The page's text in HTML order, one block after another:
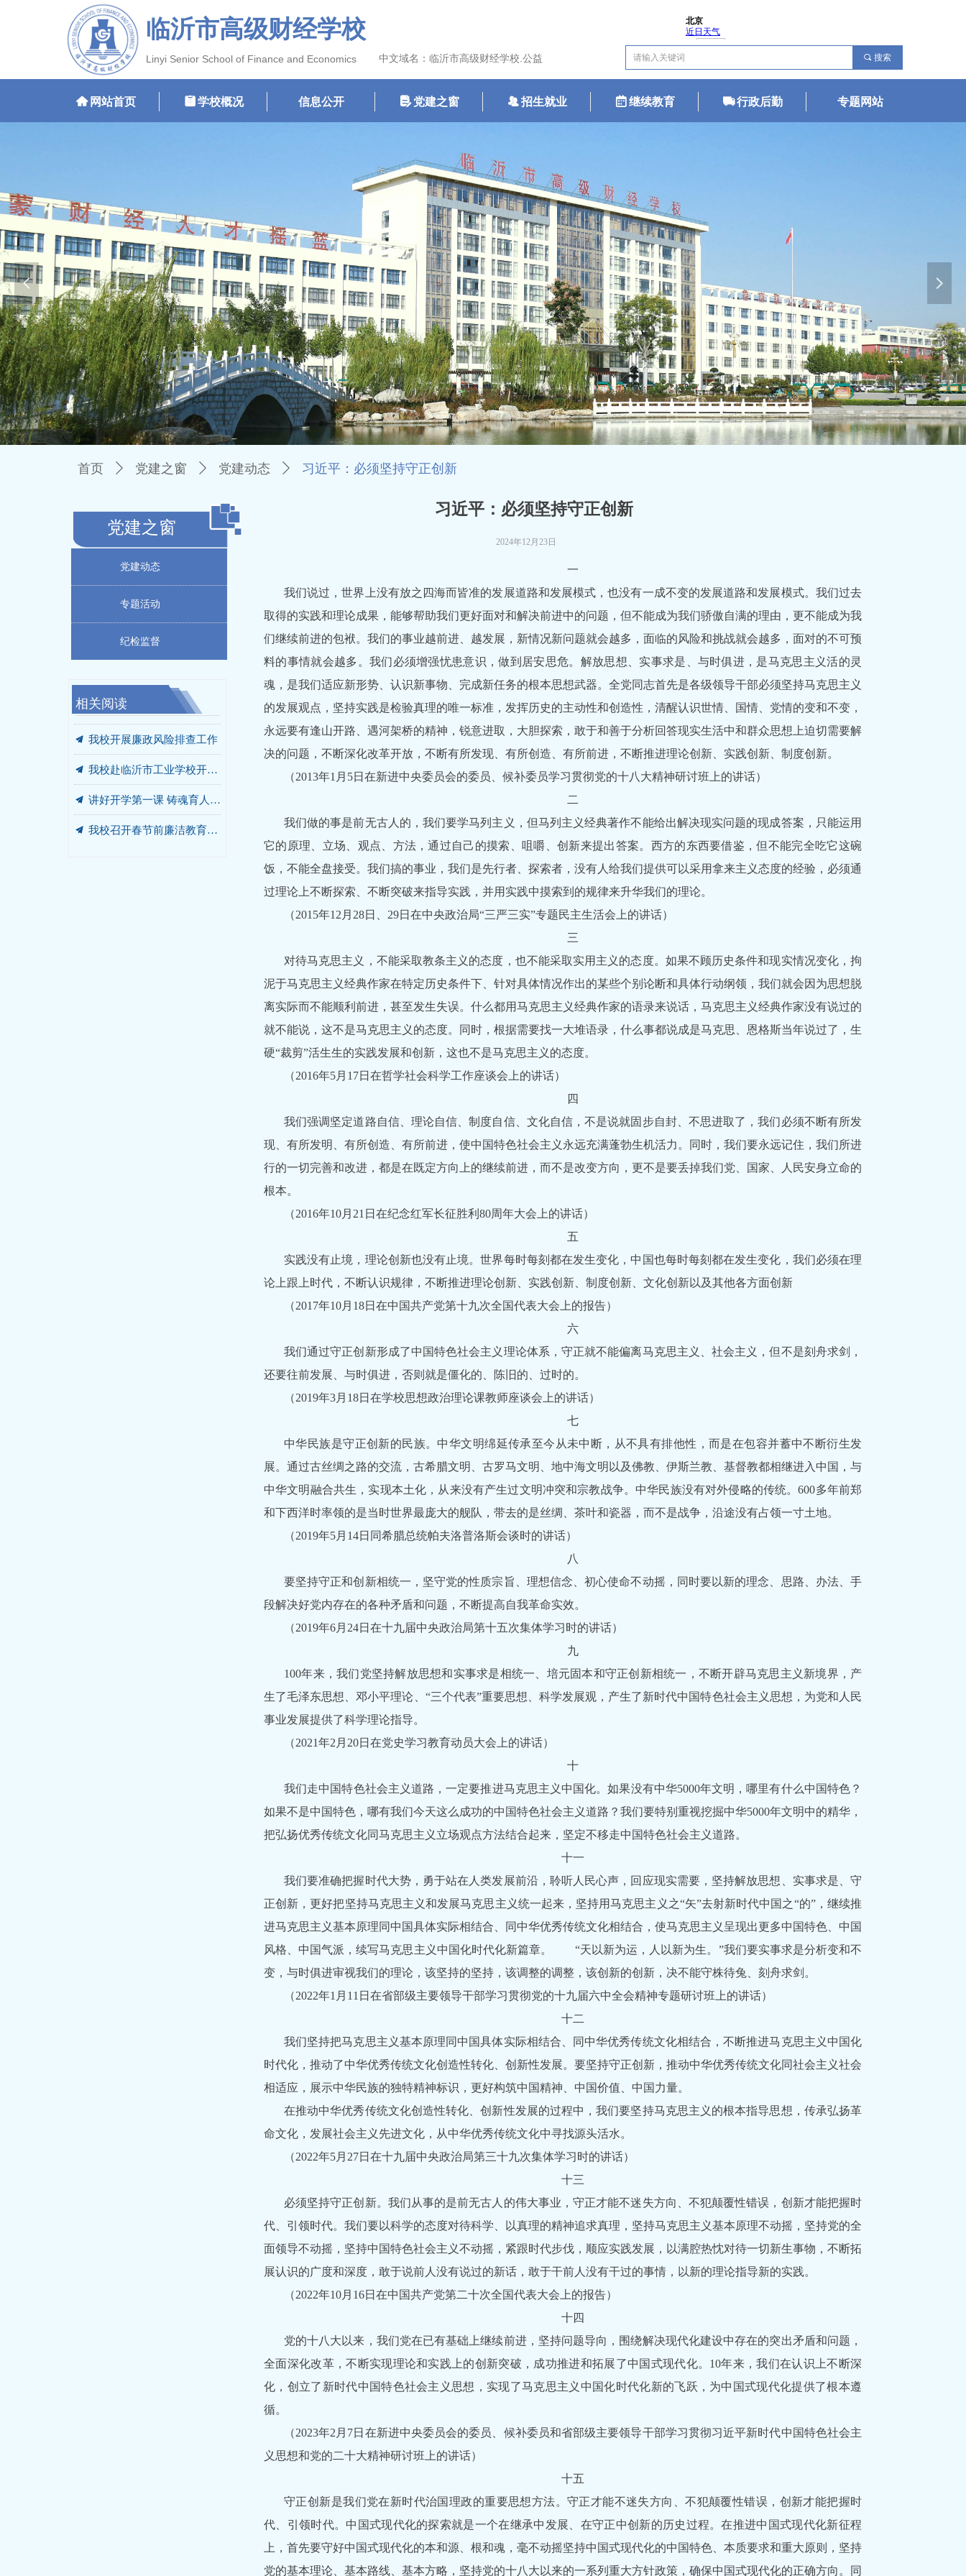
临沂市高级财经学校
Linyi Senior School of Finance and Economics 끠 搜索
中文域名：临沂市高级财经学校.公益
넳 넲
낀 网站首页 뀳 学校概况 信息公开 넖 党建之窗 뀡 招生就业 녀 继续教育 년 行政后勤 专题网站
习近平：必须坚持守正创新
首页 ꄲ 党建之窗 ꄲ 党建动态 ꄲ 习近平：必须坚持守正创新
2024年12月23日
党建之窗
党建动态
专题活动
纪检监督
相关阅读
끔
끔
끔
끔 我校开展廉政风险排查工作
끔 我校赴临沂市工业学校开展“解放思想、对标学标”工作
끔 讲好开学第一课 铸魂育人启新程 ——我校举行2026年春季学期开学升旗仪式暨党委书记思政第一课
끔 我校召开春节前廉洁教育会议
끔
끔
끔
끔
끔
끔
끔
끔
끔
끔
끔 习近平：加快建设教育强国
끔
一
我们说过，世界上没有放之四海而皆准的发展道路和发展模式，也没有一成不变的发展道路和发展模式。我们过去
取得的实践和理论成果，能够帮助我们更好面对和解决前进中的问题，但不能成为我们骄傲自满的理由，更不能成为我
们继续前进的包袱。我们的事业越前进、越发展，新情况新问题就会越多，面临的风险和挑战就会越多，面对的不可预
料的事情就会越多。我们必须增强忧患意识，做到居安思危。解放思想、实事求是、与时俱进，是马克思主义活的灵
魂，是我们适应新形势、认识新事物、完成新任务的根本思想武器。全党同志首先是各级领导干部必须坚持马克思主义
的发展观点，坚持实践是检验真理的唯一标准，发挥历史的主动性和创造性，清醒认识世情、国情、党情的变和不变，
永远要有逢山开路、遇河架桥的精神，锐意进取，大胆探索，敢于和善于分析回答现实生活中和群众思想上迫切需要解
决的问题，不断深化改革开放，不断有所发现、有所创造、有所前进，不断推进理论创新、实践创新、制度创新。
（2013年1月5日在新进中央委员会的委员、候补委员学习贯彻党的十八大精神研讨班上的讲话）
二
我们做的事是前无古人的，我们要学马列主义，但马列主义经典著作不能给出解决现实问题的现成答案，只能运用
它的原理、立场、观点、方法，通过自己的摸索、咀嚼、创新来提出答案。西方的东西要借鉴，但不能完全吃它这碗
饭，不能全盘接受。我们搞的事业，我们是先行者、探索者，没有人给我们提供可以采用拿来主义态度的经验，必须通
过理论上不断探索、不断突破来指导实践，并用实践中摸索到的规律来升华我们的理论。
（2015年12月28日、29日在中央政治局“三严三实”专题民主生活会上的讲话）
三
对待马克思主义，不能采取教条主义的态度，也不能采取实用主义的态度。如果不顾历史条件和现实情况变化，拘
泥于马克思主义经典作家在特定历史条件下、针对具体情况作出的某些个别论断和具体行动纲领，我们就会因为思想脱
离实际而不能顺利前进，甚至发生失误。什么都用马克思主义经典作家的语录来说话，马克思主义经典作家没有说过的
就不能说，这不是马克思主义的态度。同时，根据需要找一大堆语录，什么事都说成是马克思、恩格斯当年说过了，生
硬“裁剪”活生生的实践发展和创新，这也不是马克思主义的态度。
（2016年5月17日在哲学社会科学工作座谈会上的讲话）
四
我们强调坚定道路自信、理论自信、制度自信、文化自信，不是说就固步自封、不思进取了，我们必须不断有所发
现、有所发明、有所创造、有所前进，使中国特色社会主义永远充满蓬勃生机活力。同时，我们要永远记住，我们所进
行的一切完善和改进，都是在既定方向上的继续前进，而不是改变方向，更不是要丢掉我们党、国家、人民安身立命的
根本。
（2016年10月21日在纪念红军长征胜利80周年大会上的讲话）
五
实践没有止境，理论创新也没有止境。世界每时每刻都在发生变化，中国也每时每刻都在发生变化，我们必须在理
论上跟上时代，不断认识规律，不断推进理论创新、实践创新、制度创新、文化创新以及其他各方面创新
（2017年10月18日在中国共产党第十九次全国代表大会上的报告）
六
我们通过守正创新形成了中国特色社会主义理论体系，守正就不能偏离马克思主义、社会主义，但不是刻舟求剑，
还要往前发展、与时俱进，否则就是僵化的、陈旧的、过时的。
（2019年3月18日在学校思想政治理论课教师座谈会上的讲话）
七
中华民族是守正创新的民族。中华文明绵延传承至今从未中断，从不具有排他性，而是在包容并蓄中不断衍生发
展。通过古丝绸之路的交流，古希腊文明、古罗马文明、地中海文明以及佛教、伊斯兰教、基督教都相继进入中国，与
中华文明融合共生，实现本土化，从来没有产生过文明冲突和宗教战争。中华民族没有对外侵略的传统。600多年前郑
和下西洋时率领的是当时世界最庞大的舰队，带去的是丝绸、茶叶和瓷器，而不是战争，沿途没有占领一寸土地。
（2019年5月14日同希腊总统帕夫洛普洛斯会谈时的讲话）
八
要坚持守正和创新相统一，坚守党的性质宗旨、理想信念、初心使命不动摇，同时要以新的理念、思路、办法、手
段解决好党内存在的各种矛盾和问题，不断提高自我革命实效。
（2019年6月24日在十九届中央政治局第十五次集体学习时的讲话）
九
100年来，我们党坚持解放思想和实事求是相统一、培元固本和守正创新相统一，不断开辟马克思主义新境界，产
生了毛泽东思想、邓小平理论、“三个代表”重要思想、科学发展观，产生了新时代中国特色社会主义思想，为党和人民
事业发展提供了科学理论指导。
（2021年2月20日在党史学习教育动员大会上的讲话）
十
我们走中国特色社会主义道路，一定要推进马克思主义中国化。如果没有中华5000年文明，哪里有什么中国特色？
如果不是中国特色，哪有我们今天这么成功的中国特色社会主义道路？我们要特别重视挖掘中华5000年文明中的精华，
把弘扬优秀传统文化同马克思主义立场观点方法结合起来，坚定不移走中国特色社会主义道路。
十一
我们要准确把握时代大势，勇于站在人类发展前沿，聆听人民心声，回应现实需要，坚持解放思想、实事求是、守
正创新，更好把坚持马克思主义和发展马克思主义统一起来，坚持用马克思主义之“矢”去射新时代中国之“的”，继续推
进马克思主义基本原理同中国具体实际相结合、同中华优秀传统文化相结合，使马克思主义呈现出更多中国特色、中国
风格、中国气派，续写马克思主义中国化时代化新篇章。 “天以新为运，人以新为生。”我们要实事求是分析变和不
变，与时俱进审视我们的理论，该坚持的坚持，该调整的调整，该创新的创新，决不能守株待兔、刻舟求剑。
（2022年1月11日在省部级主要领导干部学习贯彻党的十九届六中全会精神专题研讨班上的讲话）
十二
我们坚持把马克思主义基本原理同中国具体实际相结合、同中华优秀传统文化相结合，不断推进马克思主义中国化
时代化，推动了中华优秀传统文化创造性转化、创新性发展。要坚持守正创新，推动中华优秀传统文化同社会主义社会
相适应，展示中华民族的独特精神标识，更好构筑中国精神、中国价值、中国力量。
在推动中华优秀传统文化创造性转化、创新性发展的过程中，我们要坚持马克思主义的根本指导思想，传承弘扬革
命文化，发展社会主义先进文化，从中华优秀传统文化中寻找源头活水。
（2022年5月27日在十九届中央政治局第三十九次集体学习时的讲话）
十三
必须坚持守正创新。我们从事的是前无古人的伟大事业，守正才能不迷失方向、不犯颠覆性错误，创新才能把握时
代、引领时代。我们要以科学的态度对待科学、以真理的精神追求真理，坚持马克思主义基本原理不动摇，坚持党的全
面领导不动摇，坚持中国特色社会主义不动摇，紧跟时代步伐，顺应实践发展，以满腔热忱对待一切新生事物，不断拓
展认识的广度和深度，敢于说前人没有说过的新话，敢于干前人没有干过的事情，以新的理论指导新的实践。
（2022年10月16日在中国共产党第二十次全国代表大会上的报告）
十四
党的十八大以来，我们党在已有基础上继续前进，坚持问题导向，围绕解决现代化建设中存在的突出矛盾和问题，
全面深化改革，不断实现理论和实践上的创新突破，成功推进和拓展了中国式现代化。10年来，我们在认识上不断深
化，创立了新时代中国特色社会主义思想，实现了马克思主义中国化时代化新的飞跃，为中国式现代化提供了根本遵
循。
（2023年2月7日在新进中央委员会的委员、候补委员和省部级主要领导干部学习贯彻习近平新时代中国特色社会主
义思想和党的二十大精神研讨班上的讲话）
十五
守正创新是我们党在新时代治国理政的重要思想方法。守正才能不迷失方向、不犯颠覆性错误，创新才能把握时
代、引领时代。中国式现代化的探索就是一个在继承中发展、在守正中创新的历史过程。在推进中国式现代化新征程
上，首先要守好中国式现代化的本和源、根和魂，毫不动摇坚持中国式现代化的中国特色、本质要求和重大原则，坚持
党的基本理论、基本路线、基本方略，坚持党的十八大以来的一系列重大方针政策，确保中国式现代化的正确方向。同